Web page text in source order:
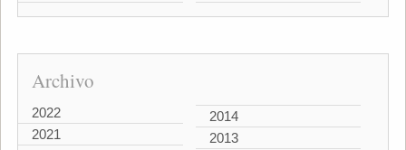
Archivo
2022
2021
2014
2013